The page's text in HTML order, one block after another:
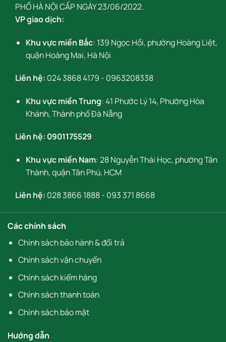
PHỐ HÀ NỘI CẤP NGÀY 23/06/2022.
VP giao dịch:
Khu vực miền Bắc: 139 Ngọc Hồi, phường Hoàng Liệt,
quận Hoàng Mai, Hà Nội
Liên hệ: 024 3868 4179 - 0963208338
Khu vực miền Trung: 41 Phước Lý 14, Phường Hòa
Khánh, Thành phố Đà Nẵng
Liên hệ: 0901175529
Khu vực miền Nam: 28 Nguyễn Thái Học, phường Tân
Thành, quận Tân Phú, HCM
Liên hệ: 028 3866 1888- 093 371 8668
Các chính sách
Chính sách bảo hành & đổi trả
Chính sách vận chuyển
Chính sách kiểm hàng
Chính sách thanh toán
Chính sách bảo mật
Hướng dẫn